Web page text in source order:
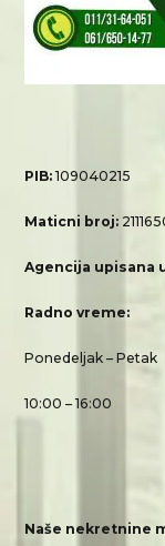
PIB:109040215
Maticni broj:
Agencija upisana
Radno vreme:
Ponedeljak – Petak
10:00 – 16:00
Naše nekretnine